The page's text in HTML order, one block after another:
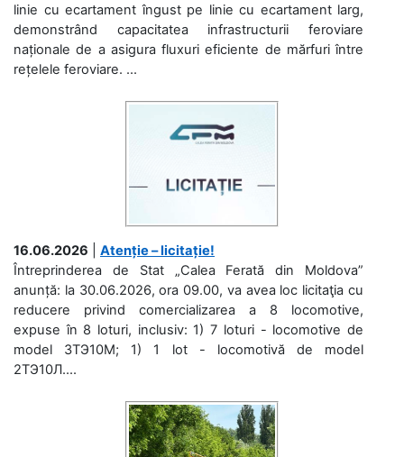
linie cu ecartament îngust pe linie cu ecartament larg,
demonstrând capacitatea infrastructurii feroviare
naționale de a asigura fluxuri eficiente de mărfuri între
rețelele feroviare. ...
16.06.2026
Atenție – licitație!
Întreprinderea de Stat „Calea Ferată din Moldova”
anunță: la 30.06.2026, ora 09.00, va avea loc licitaţia cu
reducere privind comercializarea a 8 locomotive,
expuse în 8 loturi, inclusiv: 1) 7 loturi - locomotive de
model 3ТЭ10М; 1) 1 lot - locomotivă de model
2ТЭ10Л....